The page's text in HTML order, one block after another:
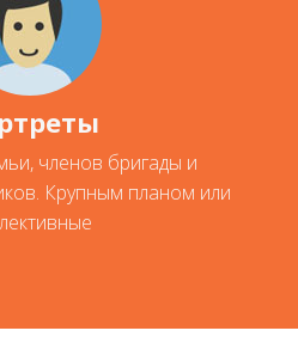
членов бригады и
Крупным планом или